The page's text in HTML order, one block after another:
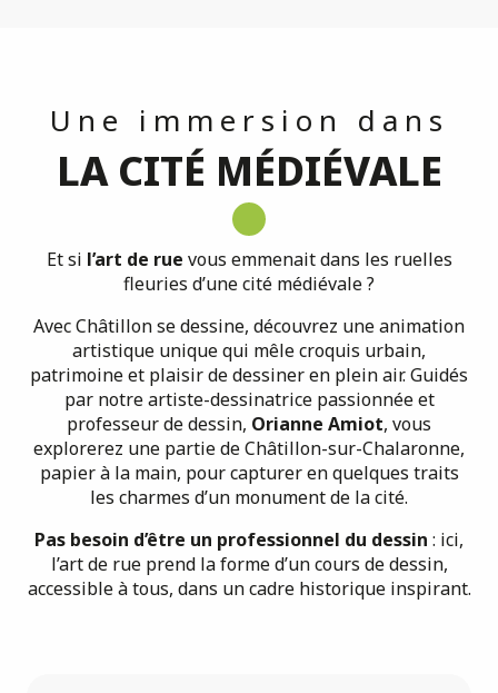
Une immersion dans
LA CITÉ MÉDIÉVALE
Et si l’art de rue vous emmenait dans les ruelles
fleuries d’une cité médiévale ?
Avec Châtillon se dessine, découvrez une animation
artistique unique qui mêle croquis urbain,
patrimoine et plaisir de dessiner en plein air. Guidés
par notre artiste-dessinatrice passionnée et
professeur de dessin, Orianne Amiot, vous
explorerez une partie de Châtillon-sur-Chalaronne,
papier à la main, pour capturer en quelques traits
les charmes d’un monument de la cité.
Pas besoin d’être un professionnel du dessin : ici,
l’art de rue prend la forme d’un cours de dessin,
accessible à tous, dans un cadre historique inspirant.